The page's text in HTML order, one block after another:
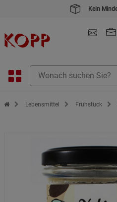
Kein
Zur Startseite des Kopp Verlag Online-
Lebensmittel Frühstück